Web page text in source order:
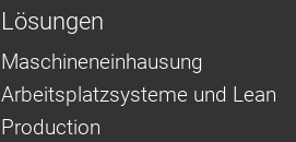
Lösungen
Maschineneinhausung
Arbeitsplatzsysteme und Lean
Production